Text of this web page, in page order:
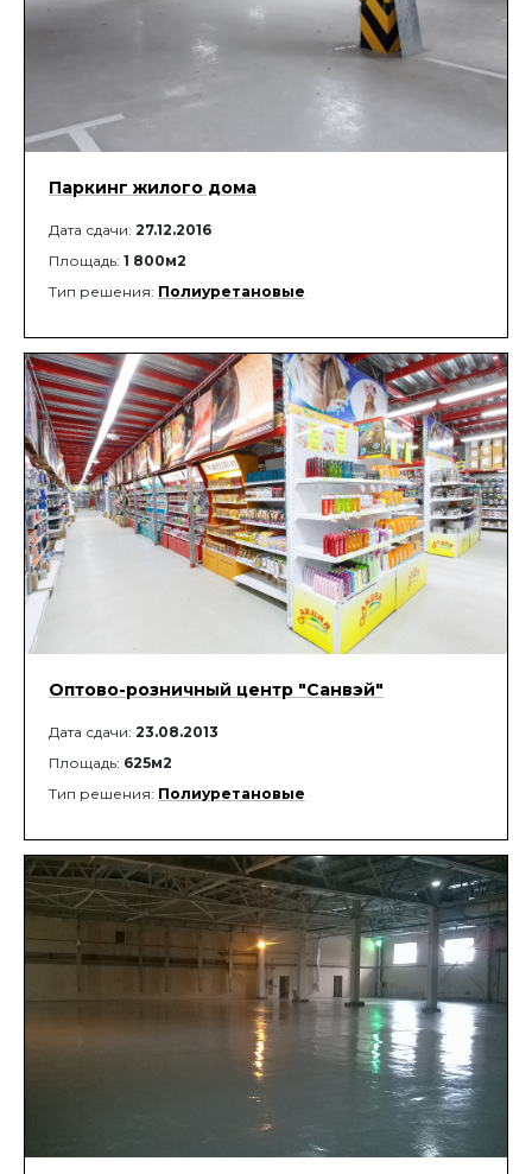
Паркинг жилого дома
Дата сдачи: 27.12.2016
Площадь: 1 800м2
Тип решения: Полиуретановые
Оптово-розничный центр "Санвэй"
Дата сдачи: 23.08.2013
Площадь: 625м2
Тип решения: Полиуретановые